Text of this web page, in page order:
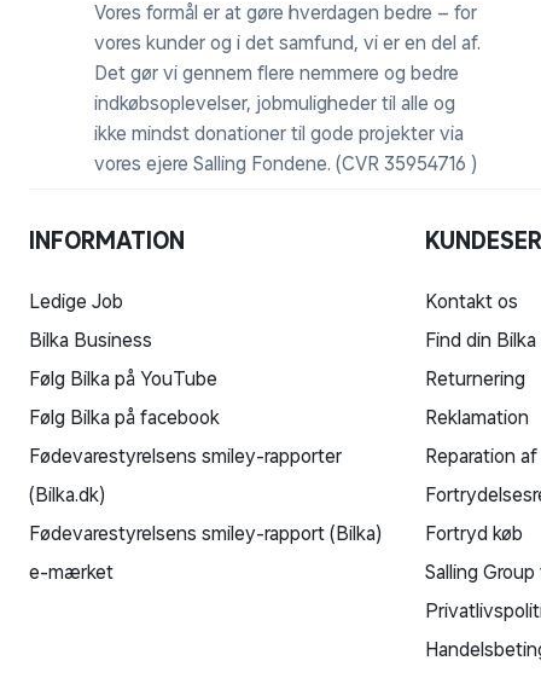
- 9,7" iPad Pro
- iPad (5., 6., 7., 8., 9. og 10. generation)
- 13" iPad Air (M2)
- 11" iPad Air (M2)
- iPad Air (3., 4. og 5. generation)
- iPad Air 2
- iPad mini 4
Mac-modeller
- MacBook (2015–2017)
- iMac (2014 eller nyere)
- iMac Pro (2017)
- Mac Pro (2013 eller nyere)
Vores formål er at gøre hverdagen bedre – for
vores kunder og i det samfund, vi er en del af.
Det gør vi gennem flere nemmere og bedre
indkøbsoplevelser, jobmuligheder til alle og
ikke mindst donationer til gode projekter via
vores ejere Salling Fondene. (CVR 35954716 )
INFORMATION
Ledige Job
Bilka Business
Følg Bilka på YouTube
Følg Bilka på facebook
Fødevarestyrelsens smiley-rapporter
(Bilka.dk)
Fødevarestyrelsens smiley-rapport (Bilka)
e-mærket
Kontakt os
Find din Bilka
Returnering
Reklamation
Reparation
Fortryd køb
Salling